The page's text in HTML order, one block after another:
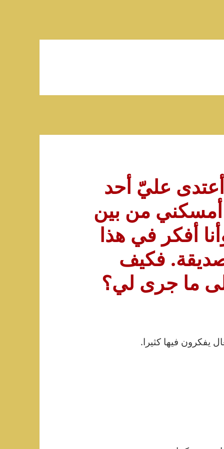
15 سنة. أعتدى عليّ أحد
أمسكني من بين
أفكر في هذا
صديقة. فكيف
ما جرى لي؟
يفكرون فيها كثيرا.